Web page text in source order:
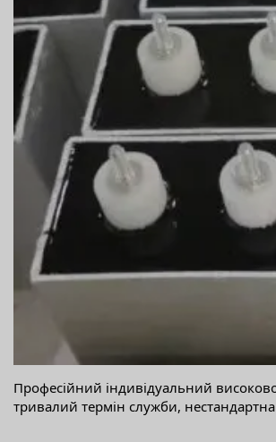
Професійний індивідуальний
тривалий термін служби,